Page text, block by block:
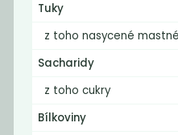
Ořechový krém
279
Tuky
z toho nasycené
Sacharidy
z toho cukry
Bílkoviny